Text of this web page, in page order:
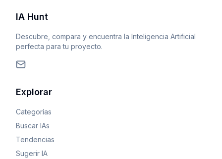
IA Hunt
Descubre, compara y encuentra la Inteligencia Artificial
perfecta para tu proyecto.
Explorar
Categorías
Buscar IAs
Tendencias
Sugerir IA